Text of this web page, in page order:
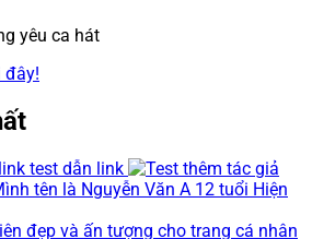
yêu ca hát
đây!
test dẫn link
tên là Nguyễn Văn A 12 tuổi Hiện